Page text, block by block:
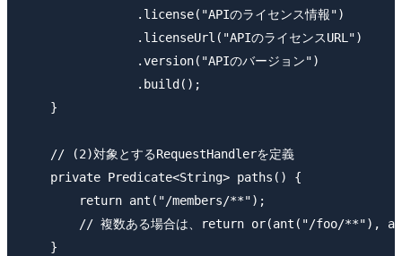
                .license("APIのライセンス情報")
                .licenseUrl("APIのライセンスURL")
                .version("APIのバージョン")
                .build();
    }
    // (2)対象とするRequestHandlerを定義
    private Predicate<String> paths() {
        return ant("/members/**");
// 複数ある場合は、return or(ant("/foo/**"),
    }